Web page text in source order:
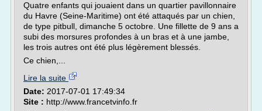
Quatre enfants qui jouaient dans un quartier pavillonnaire
du Havre (Seine-Maritime) ont été attaqués par un chien,
de type pitbull, dimanche 5 octobre. Une fillette de 9 ans a
subi des morsures profondes à un bras et à une jambe,
les trois autres ont été plus légèrement blessés.
Ce chien,...
Lire la suite
Date: 2017-07-01 17:49:34
Site : http://www.francetvinfo.fr